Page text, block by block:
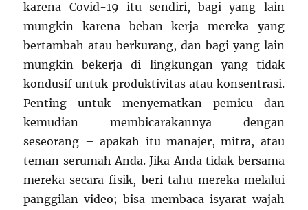
karena Covid-19 itu sendiri, bagi yang lain
mungkin karena beban kerja mereka yang
bertambah atau berkurang, dan bagi yang lain
mungkin bekerja di lingkungan yang tidak
kondusif untuk produktivitas atau konsentrasi.
Penting untuk menyematkan pemicu dan
kemudian membicarakannya dengan
seseorang – apakah itu manajer, mitra, atau
teman serumah Anda. Jika Anda tidak bersama
mereka secara fisik, beri tahu mereka melalui
panggilan video; bisa membaca isyarat wajah